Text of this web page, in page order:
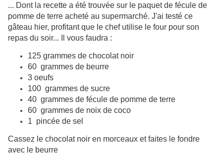
... Dont la recette a été trouvée sur le paquet de fécule de
pomme de terre acheté au supermarché. J'ai testé ce
gâteau hier, profitant que le chef utilise le four pour son
repas du soir... Il vous faudra :
125 grammes de chocolat noir
60 grammes de beurre
3 oeufs
100 grammes de sucre
40 grammes de fécule de pomme de terre
60 grammes de noix de coco
1 pincée de sel
Cassez le chocolat noir en morceaux et faites le fondre
avec le beurre